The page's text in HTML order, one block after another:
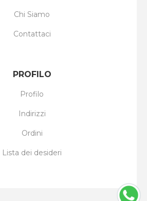
Chi Siamo
Contattaci
PROFILO
Profilo
Indirizzi
Ordini
Lista dei desideri